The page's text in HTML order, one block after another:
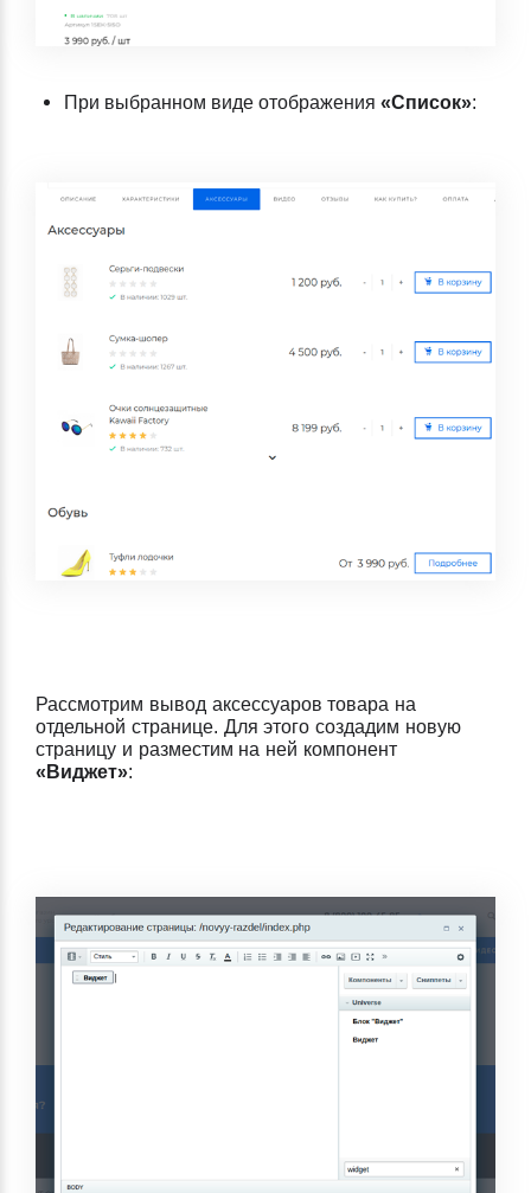
При выбранном виде отображения «Список»:
Рассмотрим вывод аксессуаров товара на
отдельной странице. Для этого создадим новую
страницу и разместим на ней компонент
«Виджет»: